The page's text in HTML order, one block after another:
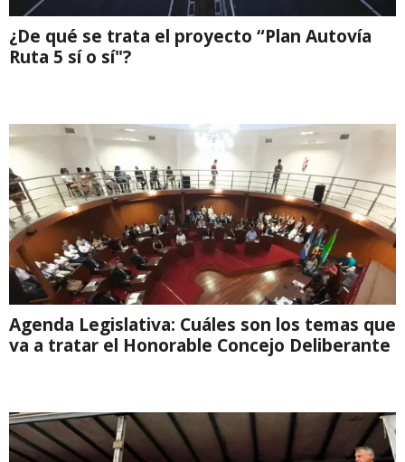
¿De qué se trata el proyecto “Plan Autovía
Ruta 5 sí o sí"?
Agenda Legislativa: Cuáles son los temas que
va a tratar el Honorable Concejo Deliberante